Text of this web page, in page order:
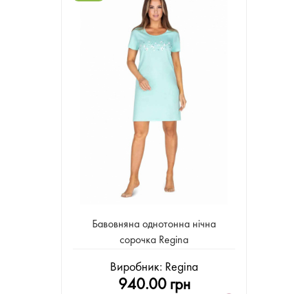
Бавовняна однотонна нічна
сорочка Regina
Виробник: Regina
940.00 грн